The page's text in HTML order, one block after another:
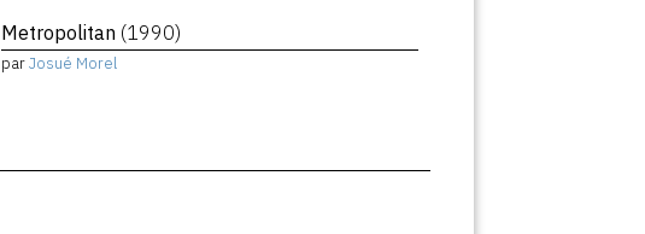
Metropolitan (1990)
parJosué Morel